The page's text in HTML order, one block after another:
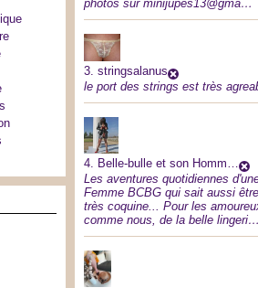
photos sur minijupes13@gma…
3. stringsalanus
le port des strings est très
4. Belle-bulle et son Homm…
Les aventures quotidiennes
Femme BCBG qui sait aussi être
très coquine... Pour les
comme nous, de la belle